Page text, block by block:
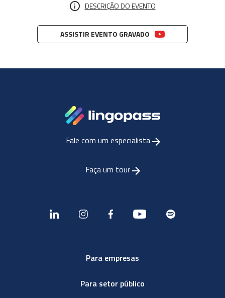
DESCRIÇÃO DO EVENTO
ASSISTIR EVENTO GRAVADO
Fale com um especialista
Faça um tour
Para empresas
Para setor público